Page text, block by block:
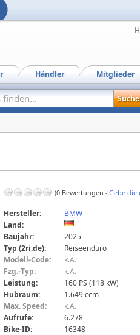
Mitglieder
Händler
(0 Bewertungen - Gebe die
Hersteller:
BMW
Land:
Baujahr:
2025
Typ (2ri.de):
Reiseenduro
Modell-Code:
k.A.
Fzg.-Typ:
k.A.
Leistung:
160 PS (118 kW)
Hubraum:
1.649 ccm
Max. Speed:
k.A.
Aufrufe:
6.278
Bike-ID:
16348